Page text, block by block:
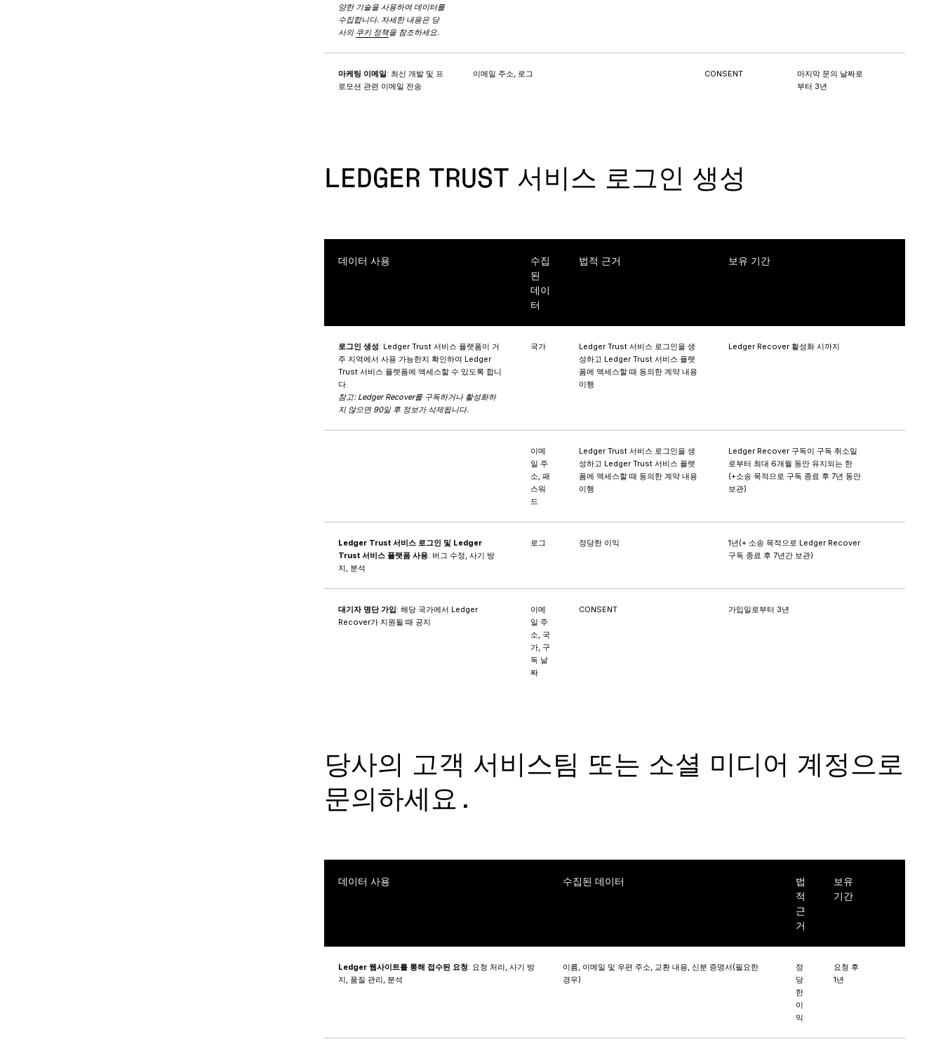
양한 기술을 사용하여 데이터를
수집합니다. 자세한 내용은 당
사의 쿠키 정책을 참조하세요.
마케팅 이메일: 최신 개발 및 프
로모션 관련 이메일 전송
이메일 주소, 로그 CONSENT
마지막 문의 날짜로
부터 3년
LEDGER TRUST 서비스 로그인 생성
데이터 사용
수집
된
데이
터
법적 근거 보유 기간
로그인 생성: Ledger Trust 서비스 플랫폼이 거
주 지역에서 사용 가능한지 확인하여 Ledger
Trust 서비스 플랫폼에 액세스할 수 있도록 합니
다.
참고: Ledger Recover를 구독하거나 활성화하
지 않으면 90일 후 정보가 삭제됩니다.
국가
Ledger Trust 서비스 로그인을 생
성하고 Ledger Trust 서비스 플랫
폼에 액세스할 때 동의한 계약 내용
이행
Ledger Recover 활성화 시까지
이메
일 주
소, 패
스워
드
Ledger Trust 서비스 로그인을 생
성하고 Ledger Trust 서비스 플랫
폼에 액세스할 때 동의한 계약 내용
이행
Ledger Recover 구독이 구독 취소일
로부터 최대 6개월 동안 유지되는 한
(+소송 목적으로 구독 종료 후 7년 동안
보관)
Ledger Trust 서비스 로그인 및 Ledger
Trust 서비스 플랫폼 사용: 버그 수정, 사기 방
지, 분석
로그 정당한 이익
1년(+ 소송 목적으로 Ledger Recover
구독 종료 후 7년간 보관)
대기자 명단 가입: 해당 국가에서 Ledger
Recover가 지원될 때 공지
이메
일 주
소, 국
가, 구
독 날
짜
CONSENT 가입일로부터 3년
당사의 고객 서비스팀 또는 소셜 미디어 계정으로
문의하세요.
데이터 사용 수집된 데이터
법
적
근
거
보유
기간
Ledger 웹사이트를 통해 접수된 요청: 요청 처리, 사기 방
지, 품질 관리, 분석
이름, 이메일 및 우편 주소, 교환 내용, 신분 증명서(필요한
경우)
정
당
한
이
익
요청 후
1년